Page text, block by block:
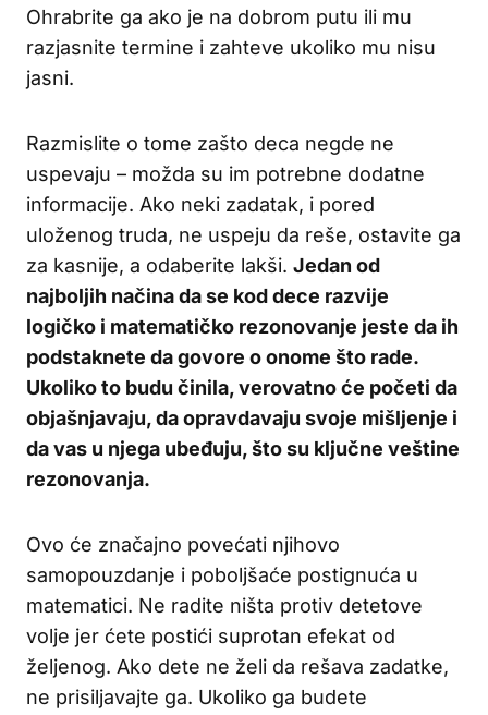
Ohrabrite ga ako je na dobrom putu ili mu
razjasnite termine i zahteve ukoliko mu nisu
jasni.
Razmislite o tome zašto deca negde ne
uspevaju – možda su im potrebne dodatne
informacije. Ako neki zadatak, i pored
uloženog truda, ne uspeju da reše, ostavite ga
za kasnije, a odaberite lakši. Jedan od
najboljih načina da se kod dece razvije
logičko i matematičko rezonovanje jeste da ih
podstaknete da govore o onome što rade.
Ukoliko to budu činila, verovatno će početi da
objašnjavaju, da opravdavaju svoje mišljenje i
da vas u njega ubeđuju, što su ključne veštine
rezonovanja.
Ovo će značajno povećati njihovo
samopouzdanje i poboljšaće postignuća u
matematici. Ne radite ništa protiv detetove
volje jer ćete postići suprotan efekat od
željenog. Ako dete ne želi da rešava zadatke,
ne prisiljavajte ga. Ukoliko ga budete